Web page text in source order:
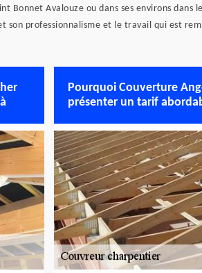
Bonnet Avalouze ou dans ses environs dans
professionnalisme et le travail qui est
Pourquoi Couverture
présenter un tarif